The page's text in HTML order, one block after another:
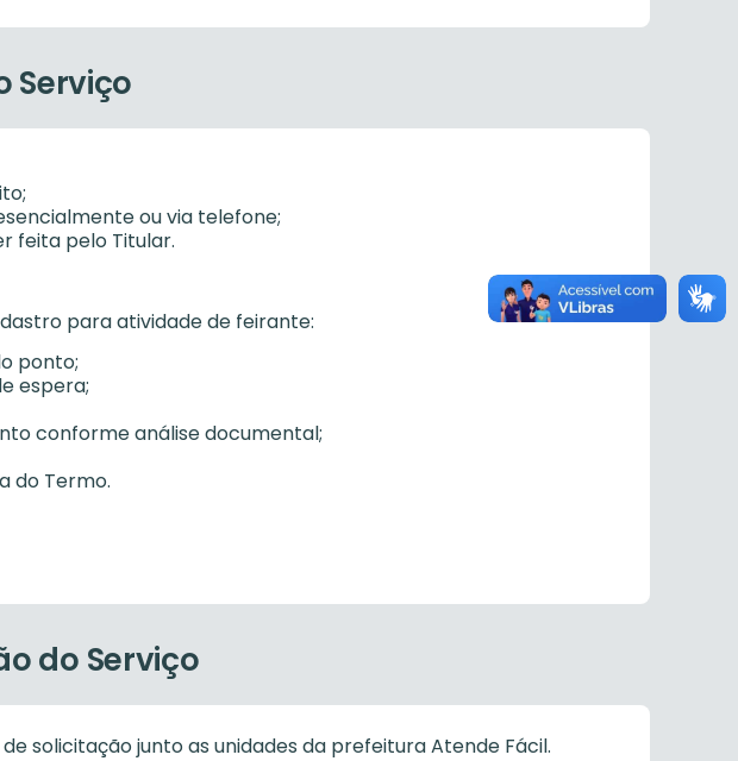
Serviço
ou via telefone;
feita pelo Titular.
para atividade de feirante:
ponto;
espera;
conforme análise documental;
do Termo.
do Serviço
solicitação junto as unidades da prefeitura Atende Fácil.